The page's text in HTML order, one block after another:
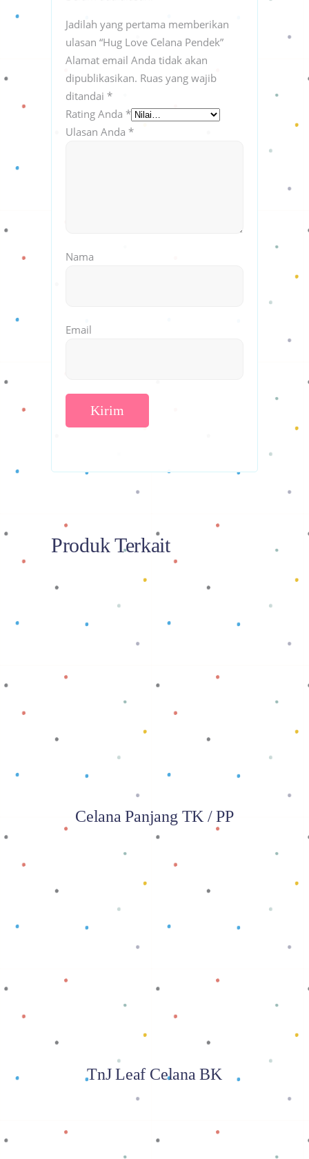
Jadilah yang pertama memberikan
ulasan “Hug Love Celana Pendek”
Alamat email Anda tidak akan
dipublikasikan. Ruas yang wajib
ditandai *
Rating Anda *
Ulasan Anda *
Nama
Email
Produk Terkait
Baca selengkapnya
Celana Panjang TK / PP
Baca selengkapnya
TnJ Leaf Celana BK